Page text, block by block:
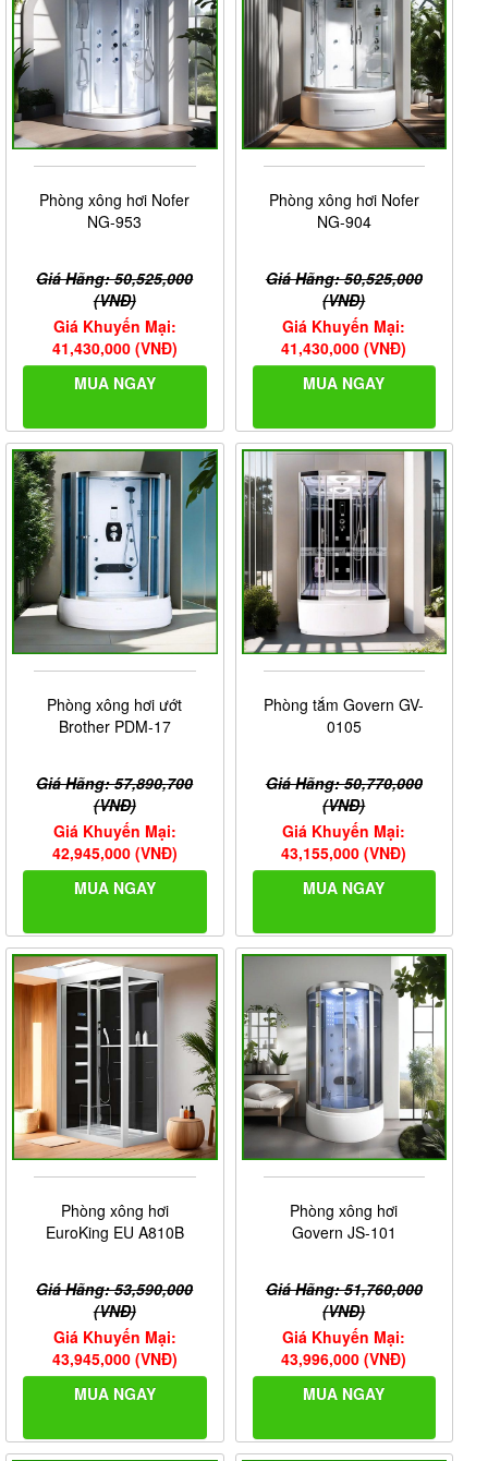
Phòng xông hơi Nofer
NG-953
Giá Hãng: 50,525,000
(VNĐ)
Giá Khuyến Mại:
41,430,000 (VNĐ)
MUA NGAY
Phòng xông hơi Nofer
NG-904
Giá Hãng: 50,525,000
(VNĐ)
Giá Khuyến Mại:
41,430,000 (VNĐ)
MUA NGAY
Phòng xông hơi ướt
Brother PDM-17
Giá Hãng: 57,890,700
(VNĐ)
Giá Khuyến Mại:
42,945,000 (VNĐ)
MUA NGAY
Phòng tắm Govern GV-
0105
Giá Hãng: 50,770,000
(VNĐ)
Giá Khuyến Mại:
43,155,000 (VNĐ)
MUA NGAY
Phòng xông hơi
EuroKing EU A810B
Giá Hãng: 53,590,000
(VNĐ)
Giá Khuyến Mại:
43,945,000 (VNĐ)
MUA NGAY
Phòng xông hơi
Govern JS-101
Giá Hãng: 51,760,000
(VNĐ)
Giá Khuyến Mại:
43,996,000 (VNĐ)
MUA NGAY